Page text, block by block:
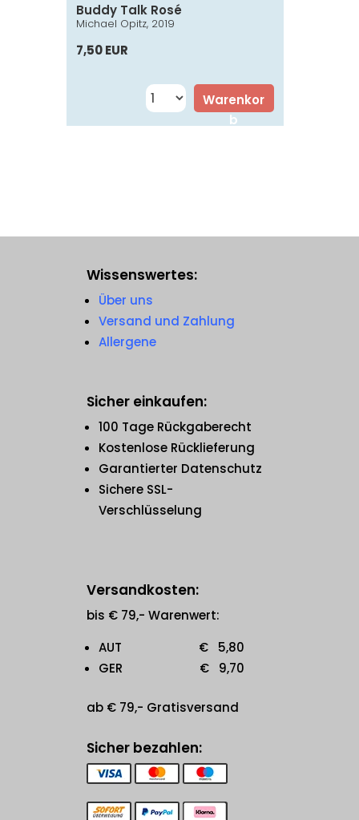
Buddy Talk Rosé
Michael Opitz, 2019
7,50 EUR
Warenkor
b
Wissenswertes:
Über uns
Versand und Zahlung
Allergene
Sicher einkaufen:
100 Tage Rückgaberecht
Kostenlose Rücklieferung
Garantierter Datenschutz
Sichere SSL-
Verschlüsselung
Versandkosten:
bis € 79,- Warenwert:
AUT € 5,80
GER € 9,70
ab € 79,- Gratisversand
Sicher bezahlen: